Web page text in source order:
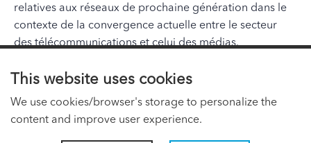
relatives aux réseaux de prochaine génération dans le
contexte de la convergence actuelle entre le secteur
des télécommunications et celui des médias.
ITU PAGES
About ITU
Regional Presence Page
This website uses cookies
We use cookies/browser's storage to personalize the
content and improve user experience.